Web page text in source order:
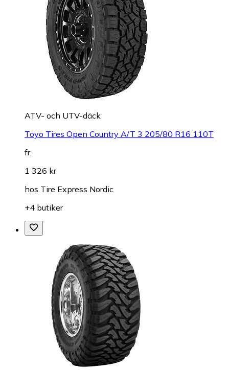
ATV- och UTV-däck
Toyo Tires Open Country A/T 3 205/80 R16 110T
fr.
1 326 kr
hos Tire Express Nordic
+4 butiker